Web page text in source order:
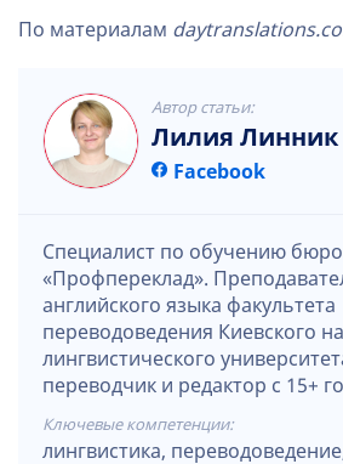
По материалам
Автор статьи:
Лилия Линник
Facebook
Специалист по обучению
«Профпереклад».
английского языка факультета
переводоведения Киевского
лингвистического
переводчик и редактор с 15+
Ключевые компетенции:
лингвистика,